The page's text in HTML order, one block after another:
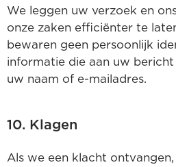
We leggen uw verzoek en
onze zaken efficiënter te
bewaren geen persoonlijk
informatie die aan uw
uw naam of e-mailadres.
10. Klagen
Als we een klacht